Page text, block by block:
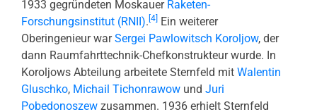
1933 gegründeten Moskauer Raketen-
Forschungsinstitut (RNII). [4]
Ein weiterer
Oberingenieur warSergei Pawlowitsch Koroljow, der
dann Raumfahrttechnik-Chefkonstrukteur wurde. In
Koroljows Abteilung arbeitete Sternfeld mit Walentin
Gluschko, Michail Tichonrawow und Juri
Pobedonoszew zusammen. 1936 erhielt Sternfeld